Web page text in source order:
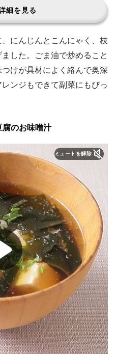
細を見る
にんじんとこんにゃく、枝
した。ごま油で炒めること
けが具材によく絡んで奥深
ンジもできて副菜にもぴっ
腐のお味噌汁
ミュートを解除